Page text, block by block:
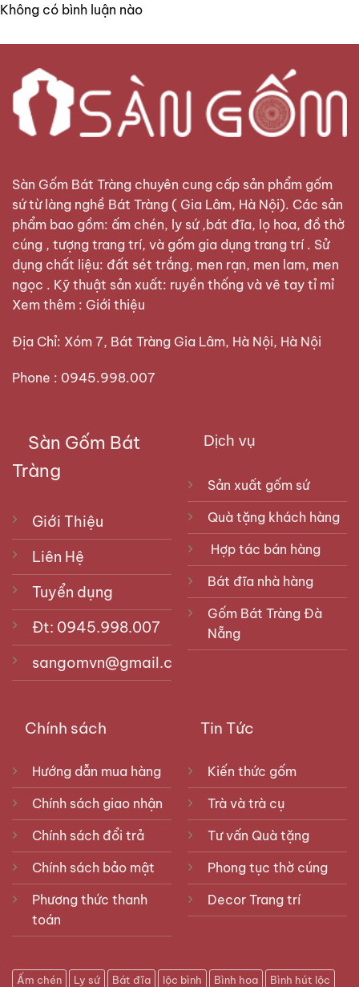
Không có bình luận nào
Sàn Gốm Bát Tràng chuyên cung cấp sản phẩm gốm
sứ từ làng nghề Bát Tràng ( Gia Lâm, Hà Nội). Các sản
phẩm bao gồm: ấm chén, ly sứ ,bát đĩa, lọ hoa, đồ thờ
cúng , tượng trang trí, và gốm gia dụng trang trí . Sử
dụng chất liệu: đất sét trắng, men rạn, men lam, men
ngọc . Kỹ thuật sản xuất: ruyền thống và vẽ tay tỉ mỉ
Xem thêm : Giới thiệu
Địa Chỉ: Xóm 7, Bát Tràng Gia Lâm, Hà Nội, Hà Nội
Phone : 0945.998.007
Sàn Gốm Bát
Tràng
Giới Thiệu
Liên Hệ
Tuyển dụng
Đt: 0945.998.007
sangomvn@gmail.com
Dịch vụ
Sản xuất gốm sứ
Quà tặng khách hàng
Hợp tác bán hàng
Bát đĩa nhà hàng
Gốm Bát Tràng Đà
Nẵng
Chính sách
Hướng dẫn mua hàng
Chính sách giao nhận
Chính sách đổi trả
Chính sách bảo mật
Phương thức thanh
toán
Tin Tức
Kiến thức gốm
Trà và trà cụ
Tư vấn Quà tặng
Phong tục thờ cúng
Decor Trang trí
Ấm chén Ly sứ Bát đĩa lộc bình Bình hoa
Bình hút lộc